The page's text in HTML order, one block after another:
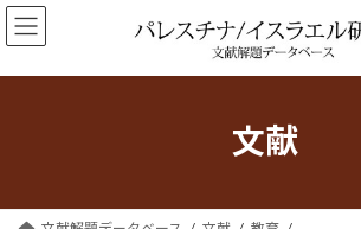
コ
ン
ッ
ナ
ビ
移
文献